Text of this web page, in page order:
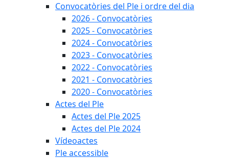
Convocatòries del Ple i ordre del dia
2026 - Convocatòries
2025 - Convocatòries
2024 - Convocatòries
2023 - Convocatòries
2022 - Convocatòries
2021 - Convocatòries
2020 - Convocatòries
Actes del Ple
Actes del Ple 2025
Actes del Ple 2024
Vídeoactes
Ple accessible